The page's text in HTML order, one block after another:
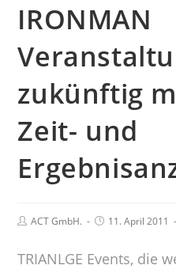
IRONMAN
zukünftig
Zeit- und
ACT GmbH. 11. April 2011
TRIANLGE Events, die